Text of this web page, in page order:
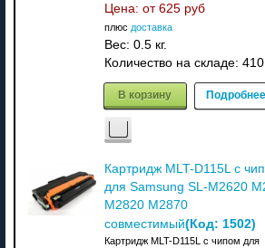
Цена: от 625 руб
плюс доставка
Вес: 0.5 кг.
Количество на складе: 410
В корзину Подробнее
Картридж MLT-D115L с
для Samsung SL-M2620
M2820 M2870
совместимый(Код: 1502)
Картридж MLT-D115L с чипом для